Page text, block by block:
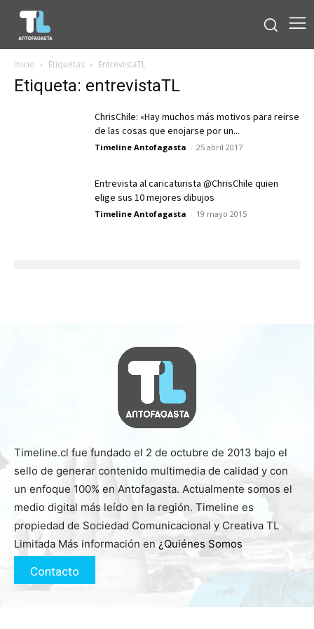
Inicio Etiquetas EntrevistaTL
Etiqueta: entrevistaTL
ChrisChile: «Hay muchos más motivos para reirse
de las cosas que enojarse por un...
Timeline Antofagasta - 25 abril 2017
Entrevista al caricaturista @ChrisChile quien
elige sus 10 mejores dibujos
Timeline Antofagasta - 19 mayo 2015
Timeline.cl fue fundado el 2 de octubre de 2013 bajo el
sello de generar contenido multimedia de calidad y con
un enfoque 100% en Antofagasta. Actualmente somos el
medio digital más leído en la región. Timeline es
propiedad de Sociedad Comunicacional y Creativa TL
Limitada Más información en ¿Quiénes Somos
Contacto